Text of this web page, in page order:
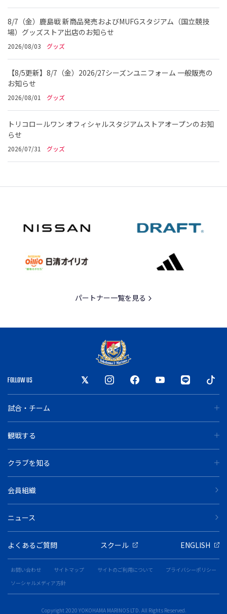
8/7（金）鹿島戦 新商品発売およびMUFGスタジアム（国立競技
場）グッズストア出店のお知らせ
2026/08/03 グッズ
【8/5更新】8/7（金）2026/27シーズンユニフォーム 一般販売の
お知らせ
2026/08/01 グッズ
トリコロールワン オフィシャルスタジアムストアオープンのお知
らせ
2026/07/31 グッズ
パートナー一覧を見る
FOLLOW US
試合・チーム
観戦する
クラブを知る
会員組織
ニュース
よくあるご質問 スクール ENGLISH
お問い合わせ サイトマップ サイトのご利用について
プライバシーポリシー
ソーシャルメディア方針
Copyright 2020 YOKOHAMA MARINOS LTD. All Rights Reserved.